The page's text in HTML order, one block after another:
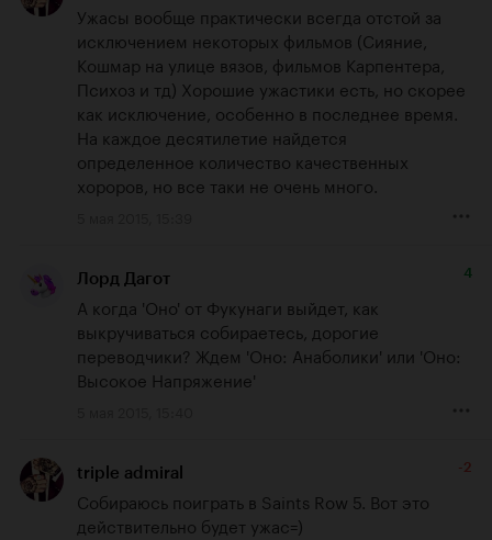
Ужасы вообще практически всегда отстой за
исключением некоторых фильмов (Сияние,
Кошмар на улице вязов, фильмов Карпентера,
Психоз и тд) Хорошие ужастики есть, но скорее
как исключение, особенно в последнее время.
На каждое десятилетие найдется
определенное количество качественных
хороров, но все таки не очень много.
Лорд Дагот 4
А когда 'Оно' от Фукунаги выйдет, как
выкручиваться собираетесь, дорогие
переводчики? Ждем 'Оно: Анаболики' или 'Оно:
Высокое Напряжение'
triple admiral -2
Собираюсь поиграть в Saints Row 5. Вот это
действительно будет ужас=)